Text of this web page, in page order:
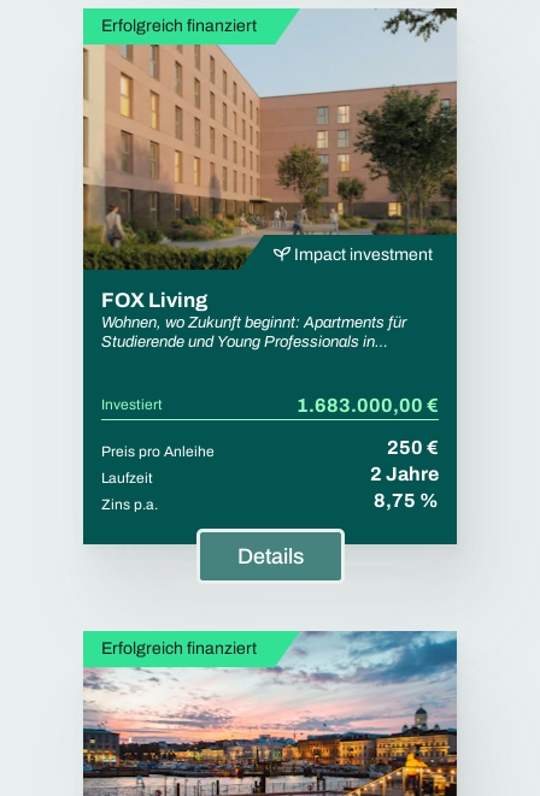
Erfolgreich finanziert
Impact investment
FOX Living
Wohnen, wo Zukunft beginnt: Apartments für
Studierende und Young Professionals in
Investiert 1.683.000,00 €
Preis pro Anleihe 250 €
Laufzeit 2 Jahre
Zins p.a. 8,75 %
Details
Erfolgreich finanziert